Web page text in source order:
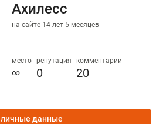
Ахилесс
на сайте 14 лет 5 месяцев
место
∞
репутация
0
комментарии
20
личные данные